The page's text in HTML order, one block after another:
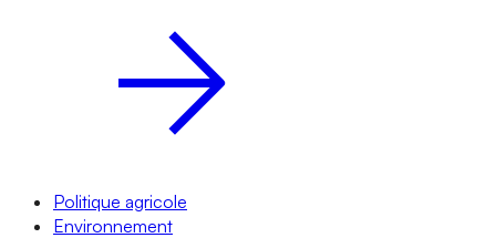
Politique agricole
Environnement